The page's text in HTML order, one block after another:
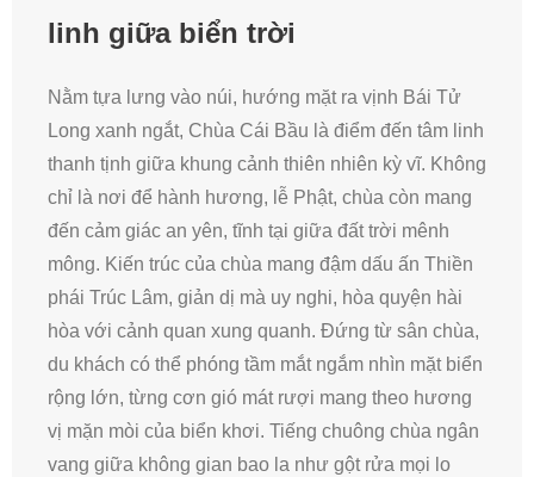
linh giữa biển trời
Nằm tựa lưng vào núi, hướng mặt ra vịnh Bái Tử
Long xanh ngắt, Chùa Cái Bầu là điểm đến tâm linh
thanh tịnh giữa khung cảnh thiên nhiên kỳ vĩ. Không
chỉ là nơi để hành hương, lễ Phật, chùa còn mang
đến cảm giác an yên, tĩnh tại giữa đất trời mênh
mông. Kiến trúc của chùa mang đậm dấu ấn Thiền
phái Trúc Lâm, giản dị mà uy nghi, hòa quyện hài
hòa với cảnh quan xung quanh. Đứng từ sân chùa,
du khách có thể phóng tầm mắt ngắm nhìn mặt biển
rộng lớn, từng cơn gió mát rượi mang theo hương
vị mặn mòi của biển khơi. Tiếng chuông chùa ngân
vang giữa không gian bao la như gột rửa mọi lo